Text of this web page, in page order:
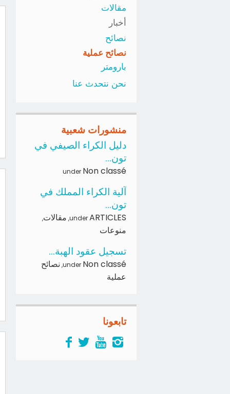
مقالات
أخبار
نصائح
نصائح عملية
بارومتر
نحن نتحدث عنا
منشورات شعبية
دليل الكراء الصيفي في
تون...
under Non classé
آلية الكراء المملك في
تون...
underARTICLES
, مقالات,
منوعات
تسجيل عقود الهبة...
under Non classé
, نصائح
عملية
تابعونا